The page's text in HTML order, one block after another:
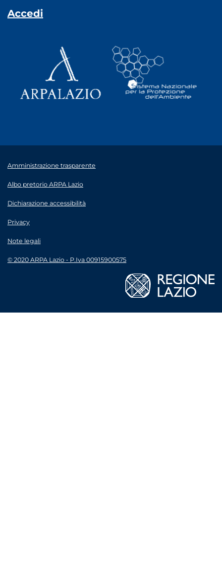
Accedi
Amministrazione trasparente
Albo pretorio ARPA Lazio
Dichiarazione accessibilità
Privacy
Note legali
© 2020 ARPA Lazio - P.Iva 00915900575